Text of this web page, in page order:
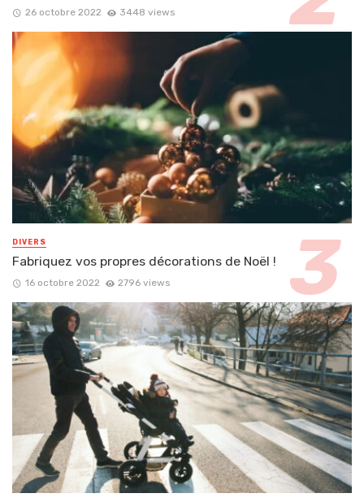
26 octobre 2022 3448 views
DIVERS
Fabriquez vos propres décorations de Noël !
16 octobre 2022 2796 views